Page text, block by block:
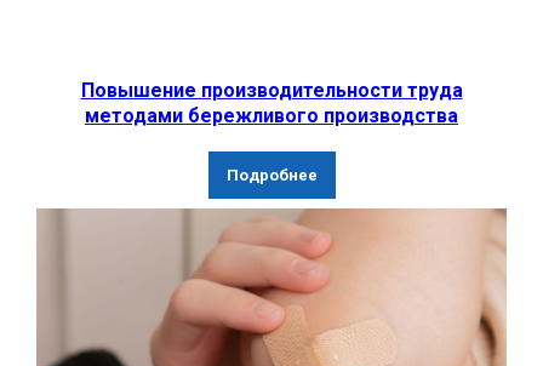
Повышение производительности труда
методами бережливого производства
Подробнее